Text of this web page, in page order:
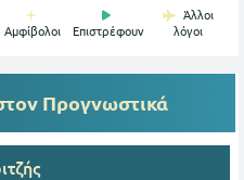
Αμφίβολοι Επιστρέφουν
Άλλοι
λόγοι
Προγνωστικά